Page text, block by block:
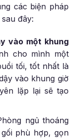
các biện pháp
đây:
vào một khung
cho mình một
tối, tốt nhất là
vào khung giờ
lặp lại sẽ tạo
ngủ thoáng
phù hợp, gọn